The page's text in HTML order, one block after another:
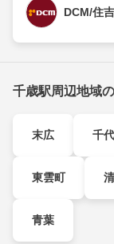
DCM/住
千歳駅周辺地域
末広 千
東雲町
青葉